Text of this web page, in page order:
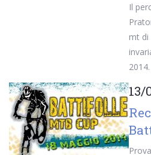
Il
mt di
2014.
13/